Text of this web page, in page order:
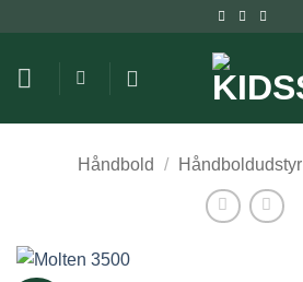
indhold
Håndbold / Håndboldudstyr